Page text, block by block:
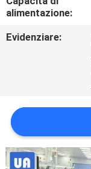
UNA
MAPPA
DEL
SITO
alimentazione:
Evidenziare: